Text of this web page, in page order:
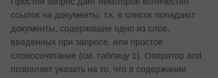
ссылок на документы, т.к. в список попадают
документы, содержащие одно из слов,
введенных при запросе, или простое
словосочетание (см. таблицу 1). Оператор and
позволяет указать на то, что в содержании